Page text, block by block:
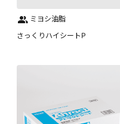
ミヨシ油脂
さっくりハイシートP